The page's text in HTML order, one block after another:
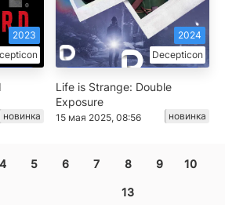
2023
новинка
Decepticon
2024
Life is Strange: Double
Exposure
15 мая 2025, 08:56 новинка
4 5 6 7 8 9 10
13